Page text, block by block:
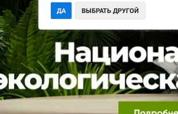
ПРОМОКОДЫ СЕРИАЛЫ
ТЕЛЕВИЗОР КОЛЛЕКЦИИ
НА САЙТЕ
ДА ВЫБРАТЬ ДРУГОЙ